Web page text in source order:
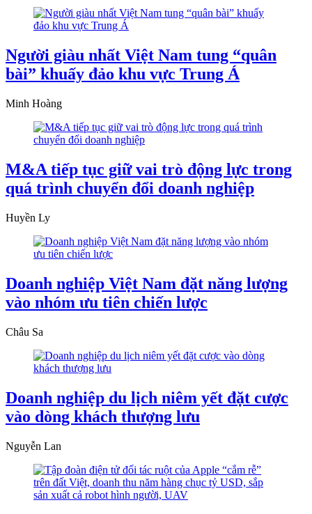
Người giàu nhất Việt Nam tung “quân
bài” khuấy đảo khu vực Trung Á
Minh Hoàng
M&A tiếp tục giữ vai trò động lực trong
quá trình chuyển đổi doanh nghiệp
Huyền Ly
Doanh nghiệp Việt Nam đặt năng lượng
vào nhóm ưu tiên chiến lược
Châu Sa
Doanh nghiệp du lịch niêm yết đặt cược
vào dòng khách thượng lưu
Nguyễn Lan